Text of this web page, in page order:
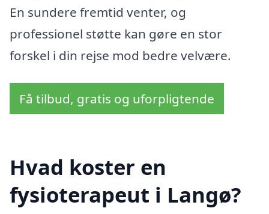
En sundere fremtid venter, og
professionel støtte kan gøre en stor
forskel i din rejse mod bedre velvære.
Få tilbud, gratis og uforpligtende
Hvad koster en
fysioterapeut i Langø?